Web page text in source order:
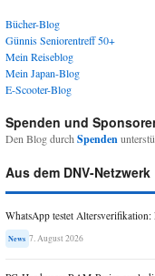
Bücher-Blog
Günnis Seniorentreff 50+
Mein Reiseblog
Mein Japan-Blog
E-Scooter-Blog
Spenden und
Den Blog durchSpenden
Aus dem DNV-Netzwerk
WhatsApp testet Altersverifikation:
News 7. August 2026